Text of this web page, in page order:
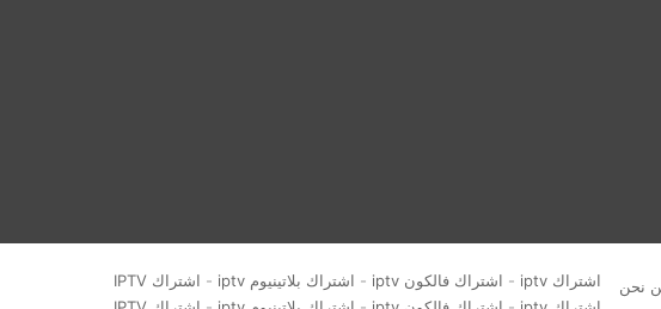
اشتراك iptv - اشتراك فالكون iptv - اشتراك بلاتينيوم iptv - اشتراك IPTV
نحن